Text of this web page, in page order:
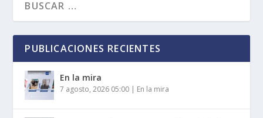
PUBLICACIONES RECIENTES
En la mira
7 agosto, 2026 05:00 | En la mira